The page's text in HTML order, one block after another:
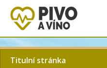
Titulní stránka